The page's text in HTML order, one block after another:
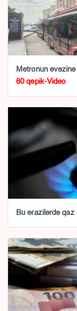
Metronun
60 qəpik-Video
Bu ərazilərdə